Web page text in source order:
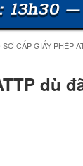
CẤP GIẤY PHÉP
dù